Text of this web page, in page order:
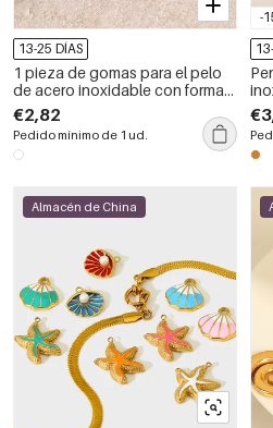
13-25 DÍAS
1 pieza de gomas para el pelo
de acero inoxidable con forma
de concha
€2,82
Pedido mínimo de 1 ud.
-
Almacén de China